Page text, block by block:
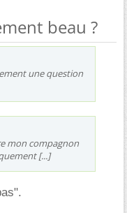
beau ?
une question
mon compagnon
[...]